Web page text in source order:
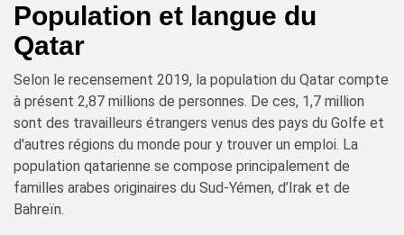
Population et langue du
Qatar
Selon le recensement 2019, la population du Qatar compte
à présent 2,87 millions de personnes. De ces, 1,7 million
sont des travailleurs étrangers venus des pays du Golfe et
d'autres régions du monde pour y trouver un emploi. La
population qatarienne se compose principalement de
familles arabes originaires du Sud-Yémen, d’Irak et de
Bahreïn.